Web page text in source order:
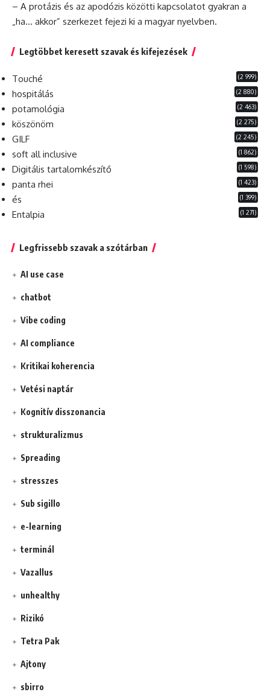
– A protázis és az apodózis közötti kapcsolatot gyakran a
„ha… akkor” szerkezet fejezi ki a magyar nyelvben.
Legtöbbet keresett szavak és kifejezések
Touché (2 999)
hospitálás (2 880)
potamológia (2 463)
köszönöm (2 275)
GILF (2 245)
soft all inclusive (1 862)
Digitális tartalomkészítő (1 598)
panta rhei (1 423)
és (1 399)
Entalpia (1 271)
Legfrissebb szavak a szótárban
AI use case
chatbot
Vibe coding
AI compliance
Kritikai koherencia
Vetési naptár
Kognitív disszonancia
strukturalizmus
Spreading
stresszes
Sub sigillo
e-learning
terminál
Vazallus
unhealthy
Rizikó
Tetra Pak
Ajtony
sbirro